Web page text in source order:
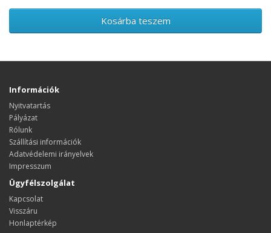
Kosárba teszem
Információk
Nyitvatartás
Pályázat
Rólunk
Szállítási információk
Adatvédelemi irányelvek
Impresszum
Ügyfélszolgálat
Kapcsolat
Visszáru
Honlaptérkép